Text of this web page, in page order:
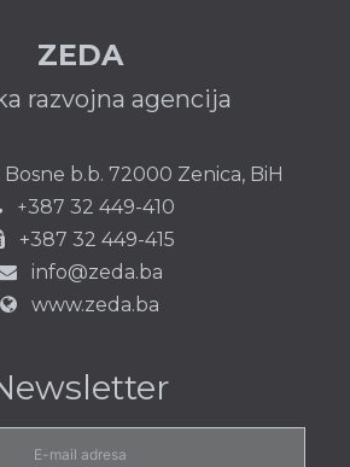
ZEDA
razvojna agencija
b.b. 72000 Zenica, BiH
+387 32 449-410
+387 32 449-415
info@zeda.ba
www.zeda.ba